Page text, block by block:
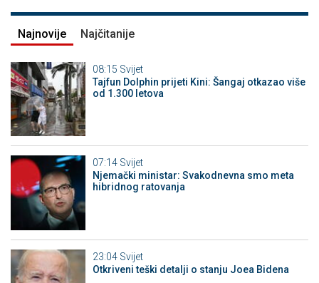
Najnovije Najčitanije
08:15 Svijet
Tajfun Dolphin prijeti Kini: Šangaj otkazao više
od 1.300 letova
07:14 Svijet
Njemački ministar: Svakodnevna smo meta
hibridnog ratovanja
23:04 Svijet
Otkriveni teški detalji o stanju Joea Bidena